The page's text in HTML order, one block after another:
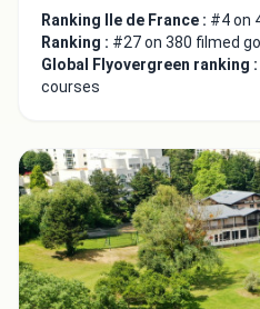
Ranking Ile de France : #4 on
Ranking : #27 on 380 filmed
Global Flyovergreen ranking :
courses